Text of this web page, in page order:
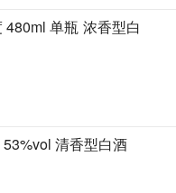
480ml 单瓶 浓香型白
清香型白酒